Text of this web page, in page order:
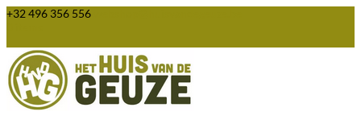
+32 496 356 556